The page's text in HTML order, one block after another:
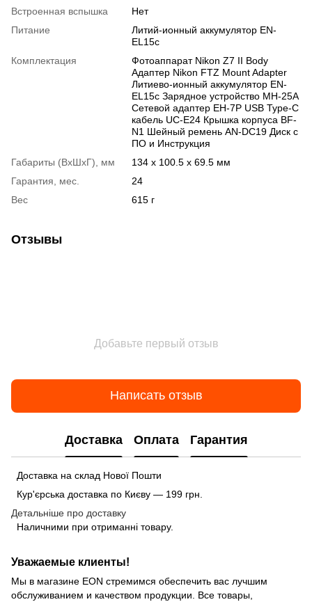
Встроенная вспышка
Нет
Питание
Литий-ионный аккумулятор EN-
EL15c
Комплектация
Фотоаппарат Nikon Z7 II Body
Адаптер Nikon FTZ Mount Adapter
Литиево-ионный аккумулятор EN-
EL15c Зарядное устройство MH-25A
Сетевой адаптер EH-7P USB Type-C
кабель UC-E24 Крышка корпуса BF-
N1 Шейный ремень AN-DC19 Диск с
ПО и Инструкция
Габариты (ВхШхГ), мм
134 x 100.5 x 69.5 мм
Гарантия, мес.
24
Вес
615 г
Отзывы
Добавьте первый отзыв
Написать отзыв
Доставка Оплата Гарантия
Доставка на склад Нової Пошти
Кур'єрська доставка по Києву — 199 грн.
Детальніше про доставку
Наличними при отриманні товару.
Уважаемые клиенты!
Мы в магазине EON стремимся обеспечить вас лучшим
обслуживанием и качеством продукции. Все товары,